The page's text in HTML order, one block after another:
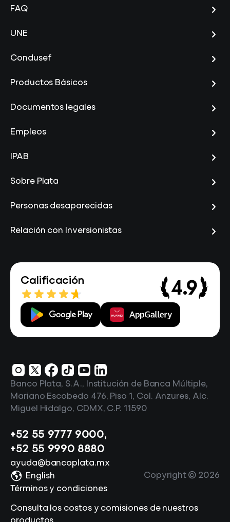
FAQ
UNE
Condusef
Productos Básicos
Documentos legales
Empleos
IPAB
Sobre Plata
Personas desaparecidas
Relación con Inversionistas
Calificación 4.9
+52 55 9777 9000,
+52 55 9990 8880
ayuda@bancoplata.mx
Banco Plata, S.A., Institución de Banca Múltiple,
Mariano Escobedo 476, Piso 1, Col. Anzures, Alc.
Miguel Hidalgo, CDMX, C.P. 11590
English Copyright © 2026
Términos y condiciones
Consulta los costos y comisiones de nuestros